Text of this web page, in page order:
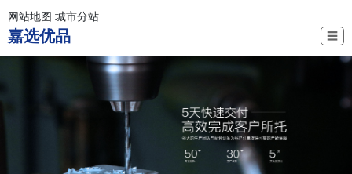
网站地图 城市分站
嘉选优品 ☰